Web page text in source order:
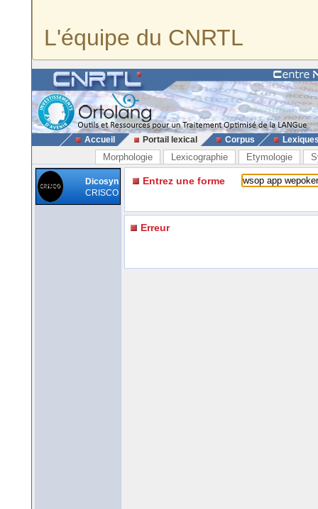
L'équipe du CNRTL
Accueil Portail lexical Corpus
Morphologie Lexicographie Etymologie
Dicosyn
CRISCO
Entrez une forme
Erreur